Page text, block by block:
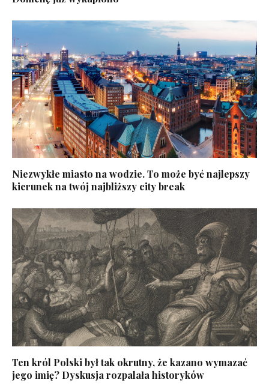
Niezwykłe miasto na wodzie. To może być najlepszy
kierunek na twój najbliższy city break
Ten król Polski był tak okrutny, że kazano wymazać
jego imię? Dyskusja rozpalała historyków